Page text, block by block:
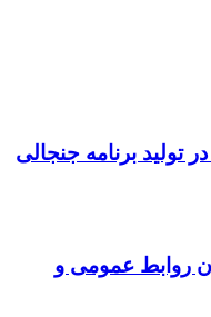
تولید برنامه جنجالی
روابط عمومی و